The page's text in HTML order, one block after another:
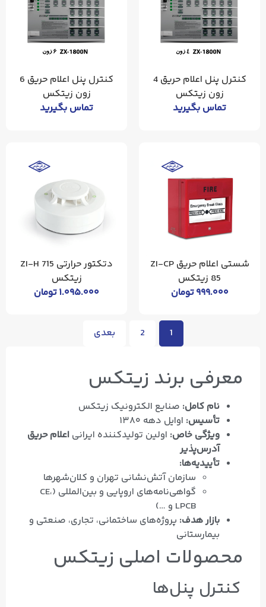
کنترل پنل اعلام حریق 4
زون زیتکس
تماس بگیرید
کنترل پنل اعلام حریق 6
زون زیتکس
تماس بگیرید
شستی اعلام حریق ZI-CP
85 زیتکس
۹۹۹.۰۰۰تومان
دتکتور حرارتی ZI-H 715
زیتکس
۱.۰۹۵.۰۰۰تومان
1
2 بعدی
معرفی برند زیتکس
نام کامل: صنایع الکترونیک زیتکس
تأسیس: اوایل دهه ۱۳۸۰
ویژگی خاص: اولین تولیدکننده ایرانی اعلام حریق
آدرس‌پذیر
تأییدیه‌ها:
سازمان آتش‌نشانی تهران و کلان‌شهرها
گواهی‌نامه‌های اروپایی و بین‌المللی (CE،
LPCB و …)
بازار هدف: پروژه‌های ساختمانی، تجاری، صنعتی و
بیمارستانی
محصولات اصلی زیتکس
کنترل پنل‌ها